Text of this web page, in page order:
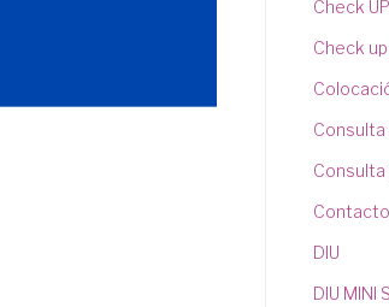
Check
Check
Consulta
Contacto
DIU
DIU MINI